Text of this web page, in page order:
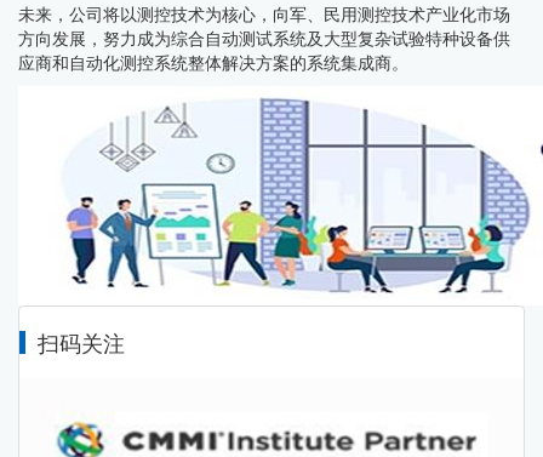
未来，公司将以测控技术为核心，向军、民用测控技术产业化市场
方向发展，努力成为综合自动测试系统及大型复杂试验特种设备供
应商和自动化测控系统整体解决方案的系统集成商。
扫码关注